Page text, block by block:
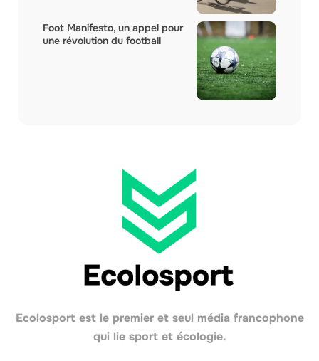
Foot Manifesto, un appel pour
une révolution du football
Ecolosport est le premier et seul média francophone
qui lie sport et écologie.